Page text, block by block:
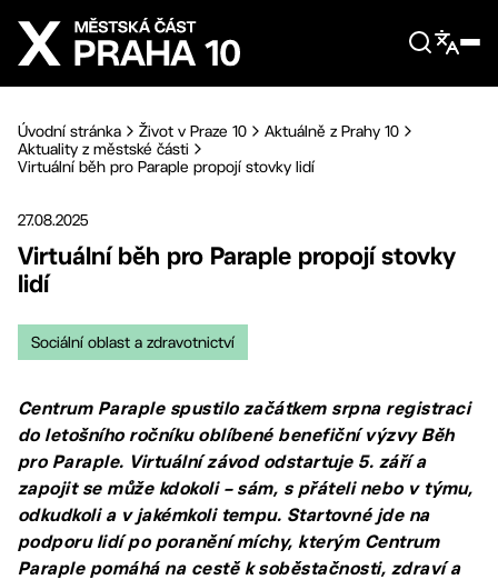
Přejít na hlavní obsah
Úvodní stránka Život v Praze 10
Aktuálně z Prahy 10
Aktuality z městské části
Virtuální běh pro Paraple propojí stovky lidí
27.08.2025
Virtuální běh pro Paraple propojí stovky
lidí
Sociální oblast a zdravotnictví
Centrum Paraple spustilo začátkem srpna registraci
do letošního ročníku oblíbené benefiční výzvy Běh
pro Paraple. Virtuální závod odstartuje 5. září a
zapojit se může kdokoli – sám, s přáteli nebo v týmu,
odkudkoli a v jakémkoli tempu. Startovné jde na
podporu lidí po poranění míchy, kterým Centrum
Paraple pomáhá na cestě k soběstačnosti, zdraví a